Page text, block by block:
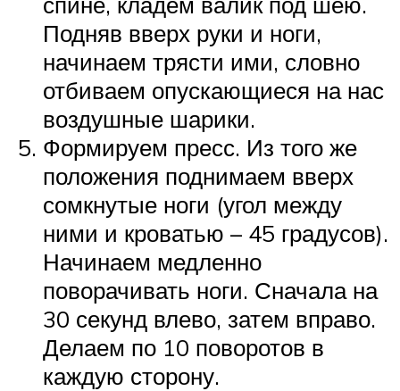
Подняв вверх руки и ноги,
начинаем трясти ими, словно
отбиваем опускающиеся на нас
воздушные шарики.
Формируем пресс. Из того же
положения поднимаем вверх
сомкнутые ноги (угол между
ними и кроватью – 45 градусов).
Начинаем медленно
поворачивать ноги. Сначала на
30 секунд влево, затем вправо.
Делаем по 10 поворотов в
каждую сторону.